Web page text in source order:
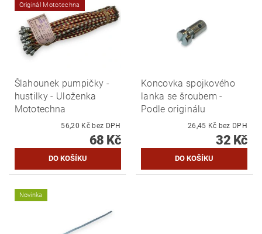
Originál Mototechna
Šlahounek pumpičky -
hustilky - Uloženka
Mototechna
56,20 Kč bez DPH
68 Kč
Koncovka spojkového
lanka se šroubem -
Podle originálu
26,45 Kč bez DPH
32 Kč
Novinka